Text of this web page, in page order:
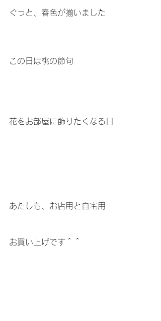
ぐっと、春色が揃いました
この日は桃の節句
花をお部屋に飾りたくなる日
あたしも、お店用と自宅用
お買い上げです＾＾